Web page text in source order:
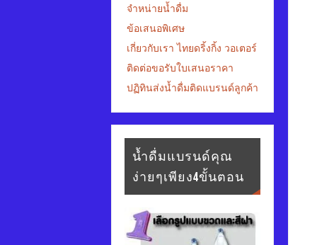
จำหน่ายน้ำดื่ม
ข้อเสนอพิเศษ
เกี่ยวกับเรา ไทยดริ้งกิ้ง วอเตอร์
ติดต่อขอรับใบเสนอราคา
ปฏิทินส่งน้ำดื่มติดแบรนด์ลูกค้า
น้ำดื่มแบรนด์คุณ
ง่ายๆเพียง4ขั้นตอน